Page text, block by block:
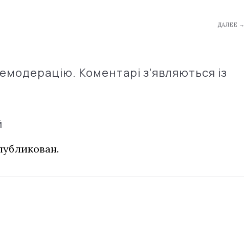
ДАЛЕЕ →
Коментарі з'являються із